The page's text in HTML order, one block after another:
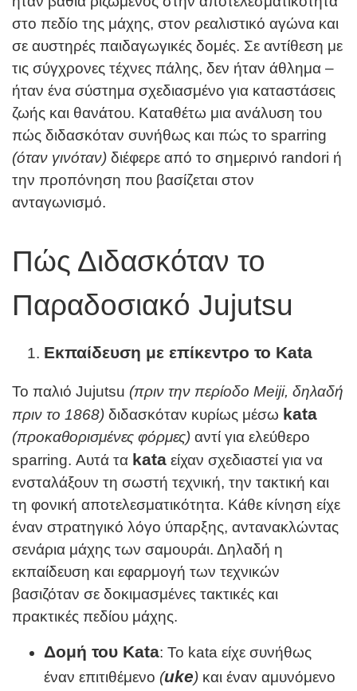
στο πεδίο της μάχης, στον ρεαλιστικό αγώνα και
σε αυστηρές παιδαγωγικές δομές. Σε αντίθεση με
τις σύγχρονες τέχνες πάλης, δεν ήταν άθλημα –
ήταν ένα σύστημα σχεδιασμένο για καταστάσεις
ζωής και θανάτου. Καταθέτω μια ανάλυση του
πώς διδασκόταν συνήθως και πώς το sparring
(όταν γινόταν) διέφερε από το σημερινό randori ή
την προπόνηση που βασίζεται στον
ανταγωνισμό.
Πώς Διδασκόταν το
Παραδοσιακό Jujutsu
Εκπαίδευση με επίκεντρο το Kata
Το παλιό Jujutsu (πριν την περίοδο Meiji, δηλαδή
πριν το 1868) διδασκόταν κυρίως μέσω kata
(προκαθορισμένες φόρμες) αντί για ελεύθερο
sparring. Αυτά τα kata είχαν σχεδιαστεί για να
ενσταλάξουν τη σωστή τεχνική, την τακτική και
τη φονική αποτελεσματικότητα. Κάθε κίνηση είχε
έναν στρατηγικό λόγο ύπαρξης, αντανακλώντας
σενάρια μάχης των σαμουράι. Δηλαδή η
εκπαίδευση και εφαρμογή των τεχνικών
βασιζόταν σε δοκιμασμένες τακτικές και
πρακτικές πεδίου μάχης.
Δομή του Kata: Το kata είχε συνήθως
έναν επιτιθέμενο (uke) και έναν αμυνόμενο